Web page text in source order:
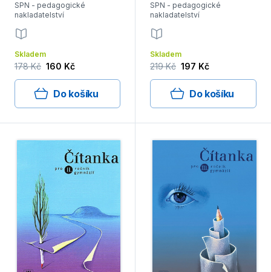
SPN - pedagogické
nakladatelství
Skladem
178 Kč 160 Kč
Do košíku
SPN - pedagogické
nakladatelství
Skladem
219 Kč 197 Kč
Do košíku